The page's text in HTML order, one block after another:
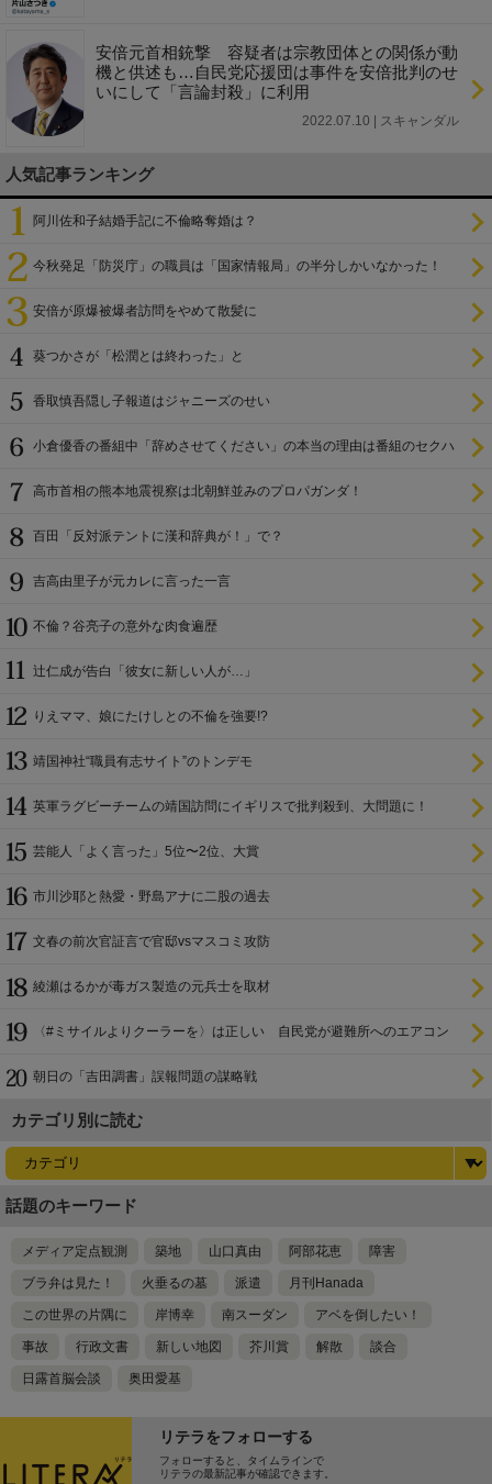
安倍元首相銃撃 容疑者は宗教団体との関係が動
機と供述も…自民党応援団は事件を安倍批判のせ
いにして「言論封殺」に利用
2022.07.10 | スキャンダル
人気記事ランキング
阿川佐和子結婚手記に不倫略奪婚は？
今秋発足「防災庁」の職員は「国家情報局」の半分しかいなかった！
安倍が原爆被爆者訪問をやめて散髪に
葵つかさが「松潤とは終わった」と
香取慎吾隠し子報道はジャニーズのせい
小倉優香の番組中「辞めさせてください」の本当の理由は番組のセクハ
高市首相の熊本地震視察は北朝鮮並みのプロパガンダ！
百田「反対派テントに漢和辞典が！」で？
吉高由里子が元カレに言った一言
不倫？谷亮子の意外な肉食遍歴
辻仁成が告白「彼女に新しい人が…」
りえママ、娘にたけしとの不倫を強要!?
靖国神社“職員有志サイト”のトンデモ
英軍ラグビーチームの靖国訪問にイギリスで批判殺到、大問題に！
芸能人「よく言った」5位〜2位、大賞
市川沙耶と熱愛・野島アナに二股の過去
文春の前次官証言で官邸vsマスコミ攻防
綾瀬はるかが毒ガス製造の元兵士を取材
〈#ミサイルよりクーラーを〉は正しい 自民党が避難所へのエアコン
朝日の「吉田調書」誤報問題の謀略戦
カテゴリ別に読む
話題のキーワード
メディア定点観測 築地 山口真由 阿部花恵 障害
ブラ弁は見た！ 火垂るの墓 派遣 月刊Hanada
この世界の片隅に 岸博幸 南スーダン アベを倒したい！
事故 行政文書 新しい地図 芥川賞 解散 談合
日露首脳会談 奥田愛基
リテラをフォローする
フォローすると、タイムラインで
リテラの最新記事が確認できます。